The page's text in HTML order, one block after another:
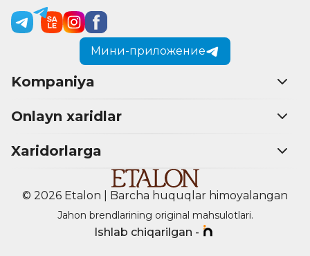
Мини-приложение
Kompaniya
Onlayn xaridlar
Xaridorlarga
© 2026 Etalon | Barcha huquqlar himoyalangan
Jahon brendlarining original mahsulotlari.
Ishlab chiqarilgan -